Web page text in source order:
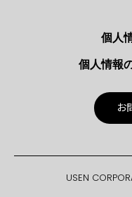
個人
個人情報
お
USEN